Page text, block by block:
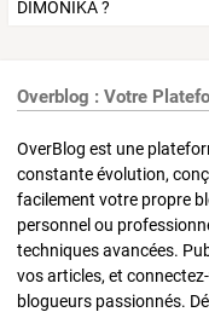
Overblog : Votre
OverBlog est une
constante évolution,
facilement votre propre
personnel ou
techniques avancées.
vos articles, et
blogueurs passionnés.